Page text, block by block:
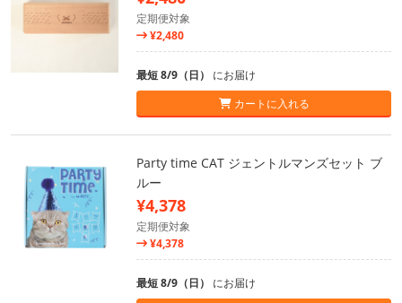
定期便対象
¥2,480
最短 8/9（日） にお届け
カートに入れる
Party time CAT ジェントルマンズセット ブ
ルー
¥4,378
定期便対象
¥4,378
最短 8/9（日） にお届け